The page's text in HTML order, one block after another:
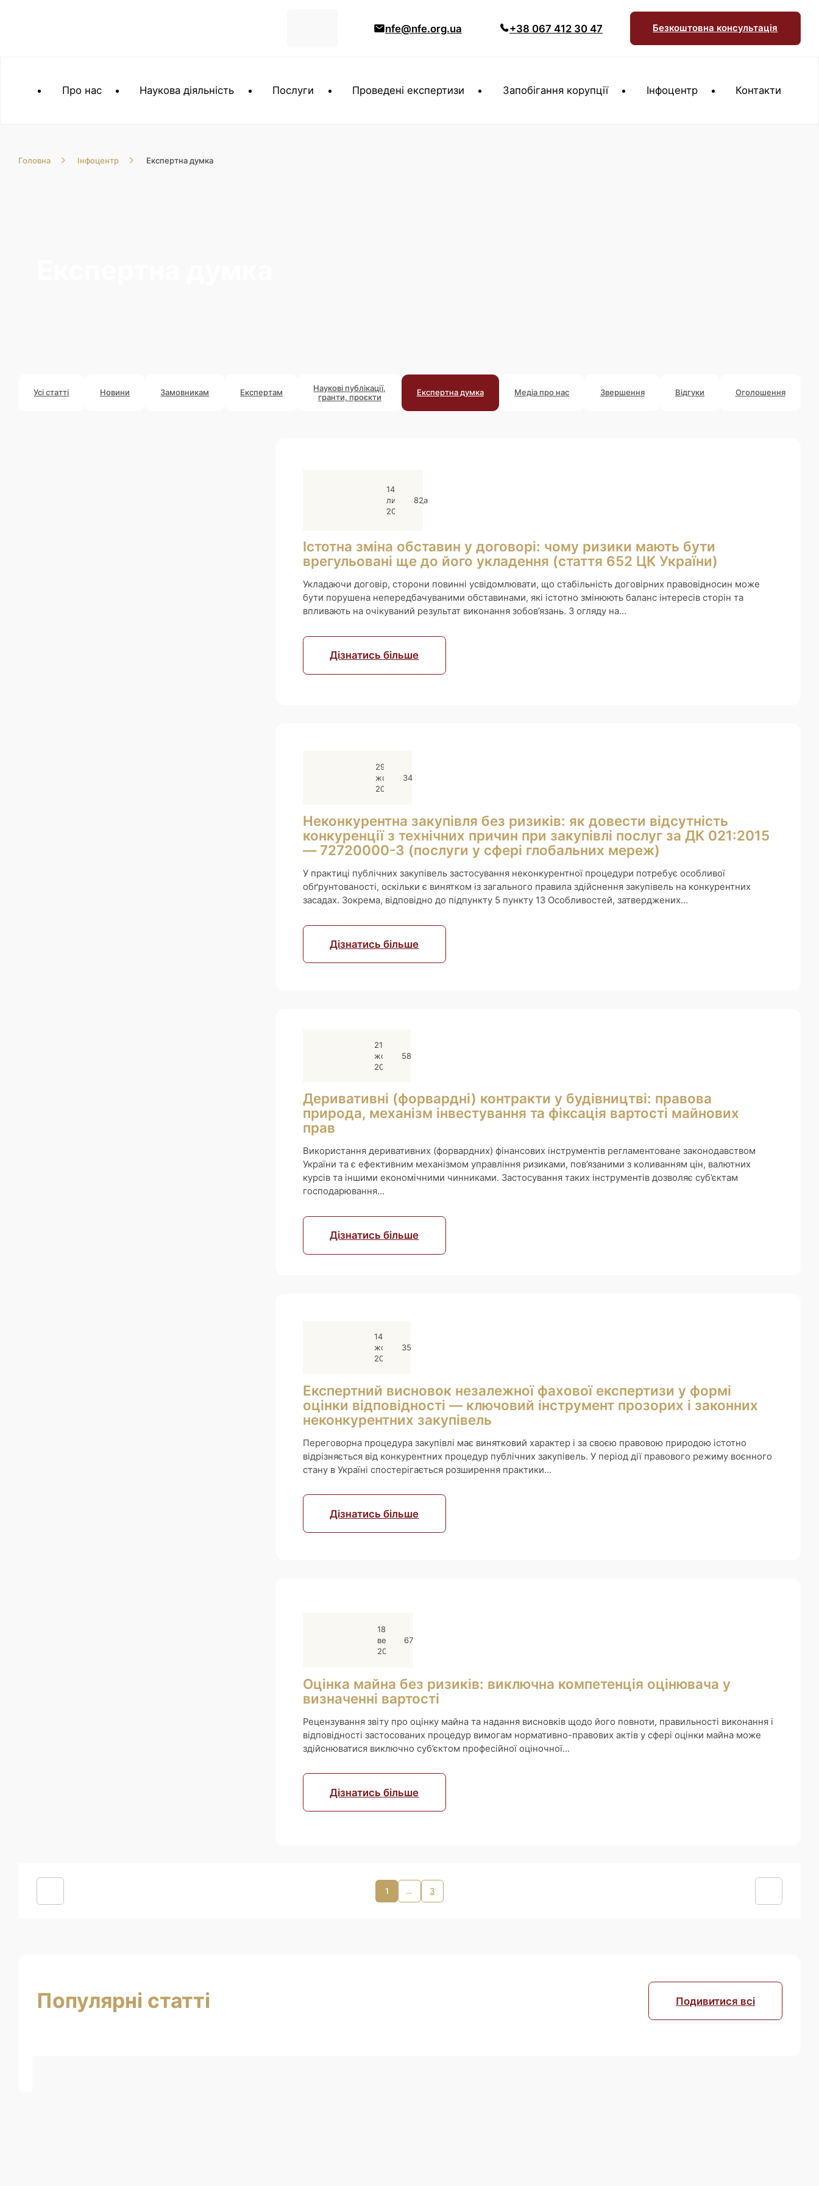
nfe@nfe.org.ua +38 067 412 30 47 Безкоштовна консультація
Про нас Наукова діяльність Послуги Проведені експертизи Запобігання корупції Інфоцентр Контакти
Головна Інфоцентр Експертна думка
Усі статті Новини Замовникам Експертам
Наукові публікації,
гранти, проєкти
Експертна думка Медіа про нас Звершення Відгуки Оголошення
14
листопада
2025
82
Істотна зміна обставин у договорі: чому ризики мають бути
врегульовані ще до його укладення (стаття 652 ЦК України)
Укладаючи договір, сторони повинні усвідомлювати, що стабільність договірних правовідносин може
бути порушена непередбачуваними обставинами, які істотно змінюють баланс інтересів сторін та
впливають на очікуваний результат виконання зобов’язань. З огляду на...
Дізнатись більше
29
жовтня
2025
34
Неконкурентна закупівля без ризиків: як довести відсутність
конкуренції з технічних причин при закупівлі послуг за ДК 021:2015
— 72720000-3 (послуги у сфері глобальних мереж)
У практиці публічних закупівель застосування неконкурентної процедури потребує особливої
обґрунтованості, оскільки є винятком із загального правила здійснення закупівель на конкурентних
засадах. Зокрема, відповідно до підпункту 5 пункту 13 Особливостей, затверджених...
Дізнатись більше
21
жовтня
2025
58
Деривативні (форвардні) контракти у будівництві: правова
природа, механізм інвестування та фіксація вартості майнових
прав
Використання деривативних (форвардних) фінансових інструментів регламентоване законодавством
України та є ефективним механізмом управління ризиками, пов’язаними з коливанням цін, валютних
курсів та іншими економічними чинниками. Застосування таких інструментів дозволяє суб’єктам
господарювання...
Дізнатись більше
14
жовтня
2025
35
Експертний висновок незалежної фахової експертизи у формі
оцінки відповідності — ключовий інструмент прозорих і законних
неконкурентних закупівель
Переговорна процедура закупівлі має винятковий характер і за своєю правовою природою істотно
відрізняється від конкурентних процедур публічних закупівель. У період дії правового режиму воєнного
стану в Україні спостерігається розширення практики...
Дізнатись більше
18
вересня
2025
67
Оцінка майна без ризиків: виключна компетенція оцінювача у
визначенні вартості
Рецензування звіту про оцінку майна та надання висновків щодо його повноти, правильності виконання і
відповідності застосованих процедур вимогам нормативно-правових актів у сфері оцінки майна може
здійснюватися виключно суб’єктом професійної оціночної...
Дізнатись більше
1 … 3
Популярні статті Подивитися всі